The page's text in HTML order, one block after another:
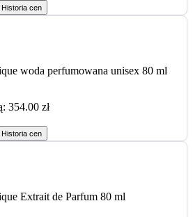
Historia cen
woda perfumowana unisex 80 ml
354.00 zł
Historia cen
Extrait de Parfum 80 ml